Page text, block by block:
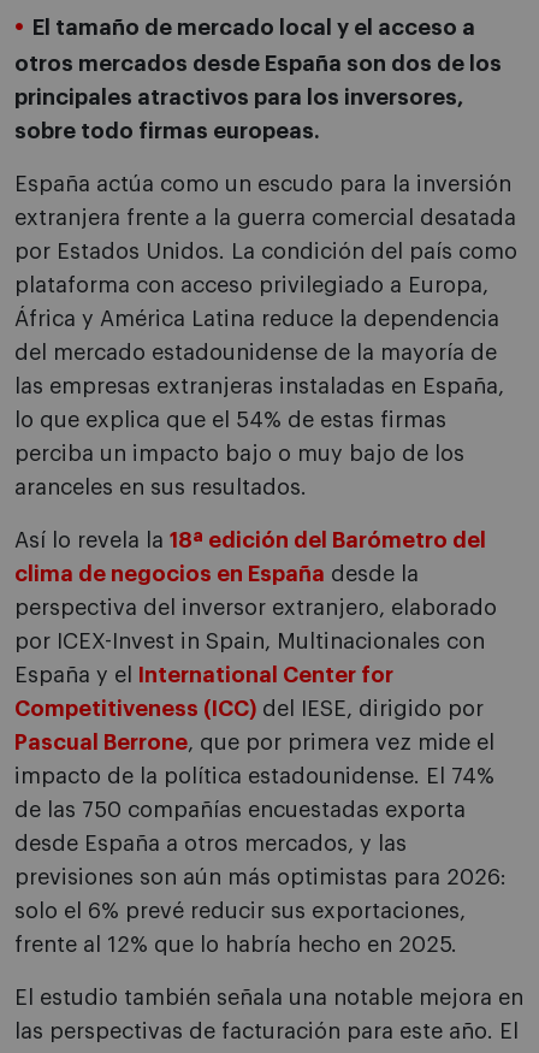
El tamaño de mercado local y el acceso a
otros mercados desde España son dos de los
principales atractivos para los inversores,
sobre todo firmas europeas.
España actúa como un escudo para la inversión
extranjera frente a la guerra comercial desatada
por Estados Unidos. La condición del país como
plataforma con acceso privilegiado a Europa,
África y América Latina reduce la dependencia
del mercado estadounidense de la mayoría de
las empresas extranjeras instaladas en España,
lo que explica que el 54% de estas firmas
perciba un impacto bajo o muy bajo de los
aranceles en sus resultados.
Así lo revela la 18ª edición del Barómetro del
clima de negocios en España desde la
perspectiva del inversor extranjero, elaborado
por ICEX-Invest in Spain, Multinacionales con
España y el
International Center for
Competitiveness (ICC) del IESE, dirigido por
Pascual Berrone, que por primera vez mide el
impacto de la política estadounidense. El 74%
de las 750 compañías encuestadas exporta
desde España a otros mercados, y las
previsiones son aún más optimistas para 2026:
solo el 6% prevé reducir sus exportaciones,
frente al 12% que lo habría hecho en 2025.
El estudio también señala una notable mejora en
las perspectivas de facturación para este año. El